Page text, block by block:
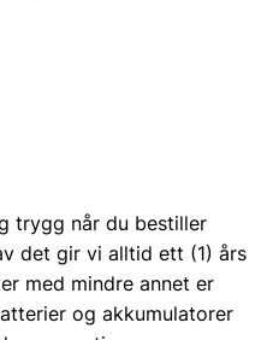
trygg når du bestiller
det gir vi alltid ett (1) års
med mindre annet er
og akkumulatorer